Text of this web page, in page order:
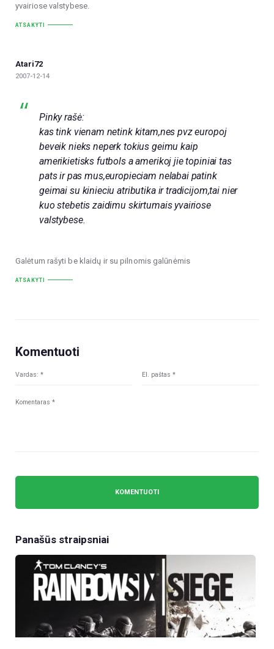
yvairiose valstybese.
ATSAKYTI
Atari72
2007-12-14
Pinky rašė:
kas tink vienam netink kitam,nes pvz europoj
beveik nieks neperk tokius geimu kaip
amerikietisks futbols a amerikoj jie topiniai tas
pats ir pas mus,europieciam nelabai patink
geimai su kinieciu atributika ir tradicijom,tai nier
kuo stebetis zaidimu skirtumais yvairiose
valstybese.
Galėtum rašyti be klaidų ir su pilnomis galūnėmis
ATSAKYTI
Komentuoti
Panašūs straipsniai